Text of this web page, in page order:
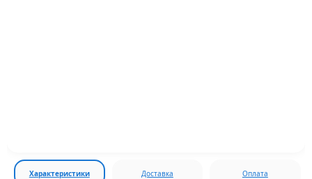
Характеристики Доставка Оплата